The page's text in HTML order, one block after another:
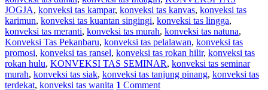
JOGJA, konveksi tas kampar, konveksi tas kanvas, konveksi tas
karimun, konveksi tas kuantan singingi, konveksi tas lingga,
konveksi tas meranti, konveksi tas murah, konveksi tas natuna,
Konveksi Tas Pekanbaru, konveksi tas pelalawan, konveksi tas
promosi, konveksi tas ransel, konveksi tas rokan hilir, konveksi tas
rokan hulu, KONVEKSI TAS SEMINAR, konveksi tas seminar
murah, konveksi tas siak, konveksi tas tanjung pinang, konveksi tas
terdekat, konveksi tas wanita 1 Comment